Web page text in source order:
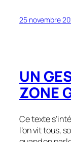
25 novembre
UN
ZONE
Ce texte
l’on vit tous,